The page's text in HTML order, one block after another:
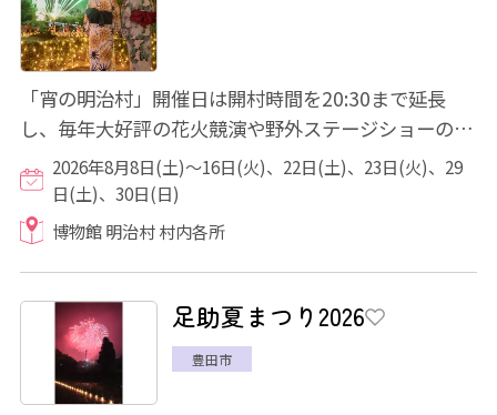
「宵の明治村」開催日は開村時間を20:30まで延長
し、毎年大好評の花火競演や野外ステージショーのほ
か、本年は体感型プロジェクションマッピング「...
2026年8月8日(土)～16日(火)、22日(土)、23日(火)、29
日(土)、30日(日)
博物館 明治村 村内各所
足助夏まつり2026
豊田市